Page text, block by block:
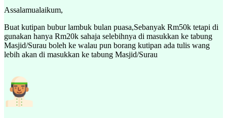
Assalamualaikum,
Buat kutipan bubur lambuk bulan puasa,Sebanyak Rm50k tetapi di
gunakan hanya Rm20k sahaja selebihnya di masukkan ke tabung
Masjid/Surau boleh ke walau pun borang kutipan ada tulis wang
lebih akan di masukkan ke tabung Masjid/Surau